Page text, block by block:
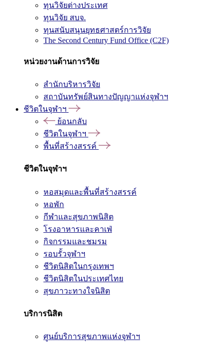
ทุนวิจัยต่างประเทศ
ทุนวิจัย สบจ.
ทุนสนับสนุนยุทธศาสตร์การวิจัย
The Second Century Fund Office (C2F)
หน่วยงานด้านการวิจัย
สำนักบริหารวิจัย
สถาบันทรัพย์สินทางปัญญาแห่งจุฬาฯ
ชีวิตในจุฬาฯ
ย้อนกลับ
ชีวิตในจุฬาฯ
พื้นที่สร้างสรรค์
ชีวิตในจุฬาฯ
หอสมุดและพื้นที่สร้างสรรค์
หอพัก
กีฬาและสุขภาพนิสิต
โรงอาหารและคาเฟ่
กิจกรรมและชมรม
รอบรั้วจุฬาฯ
ชีวิตนิสิตในกรุงเทพฯ
ชีวิตนิสิตในประเทศไทย
สุขภาวะทางใจนิสิต
บริการนิสิต
ศูนย์บริการสุขภาพแห่งจุฬาฯ